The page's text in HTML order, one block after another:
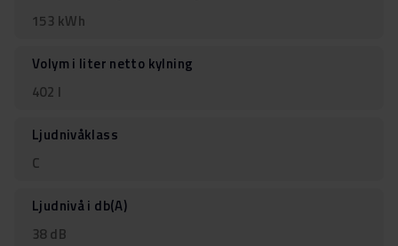
153 kWh
Volym i liter netto kylning
402 l
Ljudnivåklass
C
Ljudnivå i db(A)
38 dB